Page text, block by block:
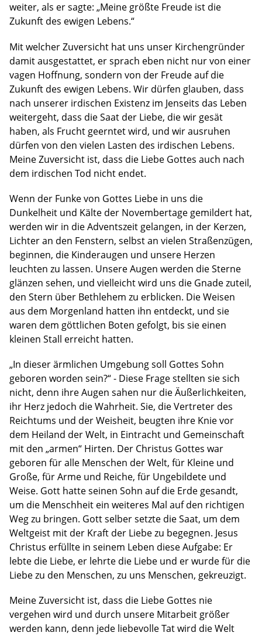
weiter, als er sagte: „Meine größte Freude ist die
Zukunft des ewigen Lebens.“
Mit welcher Zuversicht hat uns unser Kirchengründer
damit ausgestattet, er sprach eben nicht nur von einer
vagen Hoffnung, sondern von der Freude auf die
Zukunft des ewigen Lebens. Wir dürfen glauben, dass
nach unserer irdischen Existenz im Jenseits das Leben
weitergeht, dass die Saat der Liebe, die wir gesät
haben, als Frucht geerntet wird, und wir ausruhen
dürfen von den vielen Lasten des irdischen Lebens.
Meine Zuversicht ist, dass die Liebe Gottes auch nach
dem irdischen Tod nicht endet.
Wenn der Funke von Gottes Liebe in uns die
Dunkelheit und Kälte der Novembertage gemildert hat,
werden wir in die Adventszeit gelangen, in der Kerzen,
Lichter an den Fenstern, selbst an vielen Straßenzügen,
beginnen, die Kinderaugen und unsere Herzen
leuchten zu lassen. Unsere Augen werden die Sterne
glänzen sehen, und vielleicht wird uns die Gnade zuteil,
den Stern über Bethlehem zu erblicken. Die Weisen
aus dem Morgenland hatten ihn entdeckt, und sie
waren dem göttlichen Boten gefolgt, bis sie einen
kleinen Stall erreicht hatten.
„In dieser ärmlichen Umgebung soll Gottes Sohn
geboren worden sein?“ - Diese Frage stellten sie sich
nicht, denn ihre Augen sahen nur die Äußerlichkeiten,
ihr Herz jedoch die Wahrheit. Sie, die Vertreter des
Reichtums und der Weisheit, beugten ihre Knie vor
dem Heiland der Welt, in Eintracht und Gemeinschaft
mit den „armen“ Hirten. Der Christus Gottes war
geboren für alle Menschen der Welt, für Kleine und
Große, für Arme und Reiche, für Ungebildete und
Weise. Gott hatte seinen Sohn auf die Erde gesandt,
um die Menschheit ein weiteres Mal auf den richtigen
Weg zu bringen. Gott selber setzte die Saat, um dem
Weltgeist mit der Kraft der Liebe zu begegnen. Jesus
Christus erfüllte in seinem Leben diese Aufgabe: Er
lebte die Liebe, er lehrte die Liebe und er wurde für die
Liebe zu den Menschen, zu uns Menschen, gekreuzigt.
Meine Zuversicht ist, dass die Liebe Gottes nie
vergehen wird und durch unsere Mitarbeit größer
werden kann, denn jede liebevolle Tat wird die Welt